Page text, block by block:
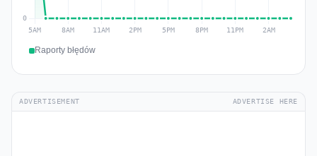
Raporty błędów
ADVERTISEMENT ADVERTISE HERE